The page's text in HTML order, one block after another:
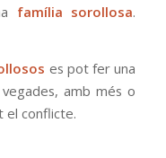
família sorollosa.
es pot fer una
amb més o
el conflicte.